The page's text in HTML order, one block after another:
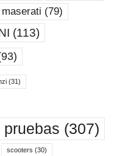
maserati (79)
(113)
(31)
pruebas (307)
scooters (30)